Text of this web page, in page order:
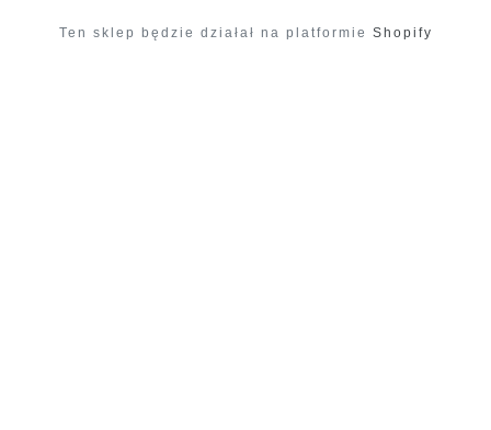
Ten sklep będzie działał na platformie Shopify